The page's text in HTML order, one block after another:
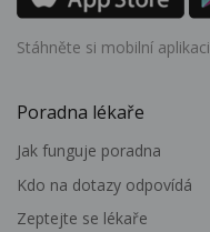
Stáhněte si mobilní aplikaci
Poradna lékaře
Jak funguje poradna
Kdo na dotazy odpovídá
Zeptejte se lékaře